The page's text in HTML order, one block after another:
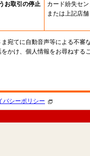
お取引の停止
カード紛失セ
または上記店舗
宛てに自動音声等による不審
かけ、個人情報をお尋ねする
バシーポリシー